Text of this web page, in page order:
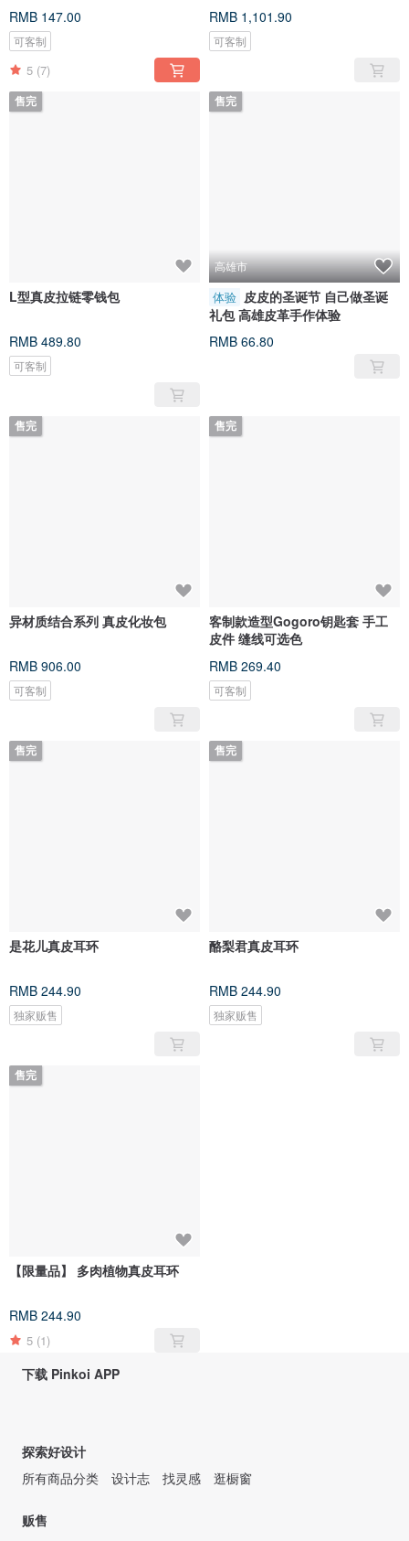
RMB 147.00
可客制
5 (7)
RMB 1,101.90
可客制
售完
L型真皮拉链零钱包
RMB 489.80
可客制
售完
高雄市
体验 皮皮的圣诞节 自己做圣诞
礼包 高雄皮革手作体验
RMB 66.80
售完
异材质结合系列 真皮化妆包
RMB 906.00
可客制
售完
客制款造型Gogoro钥匙套 手工
皮件 缝线可选色
RMB 269.40
可客制
售完
是花儿真皮耳环
RMB 244.90
独家贩售
售完
酪梨君真皮耳环
RMB 244.90
独家贩售
售完
【限量品】 多肉植物真皮耳环
RMB 244.90
5 (1)
下载 Pinkoi APP
探索好设计
所有商品分类
设计志 找灵感 逛橱窗
贩售